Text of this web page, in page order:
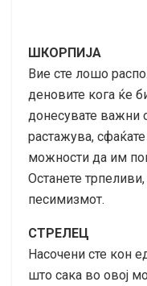
ШКОРПИЈА
Вие сте лошо
деновите кога ќе
донесувате важни
растажува,
можности да им
Останете
песимизмот.
СТРЕЛЕЦ
Насочени сте кон
што сака во овој